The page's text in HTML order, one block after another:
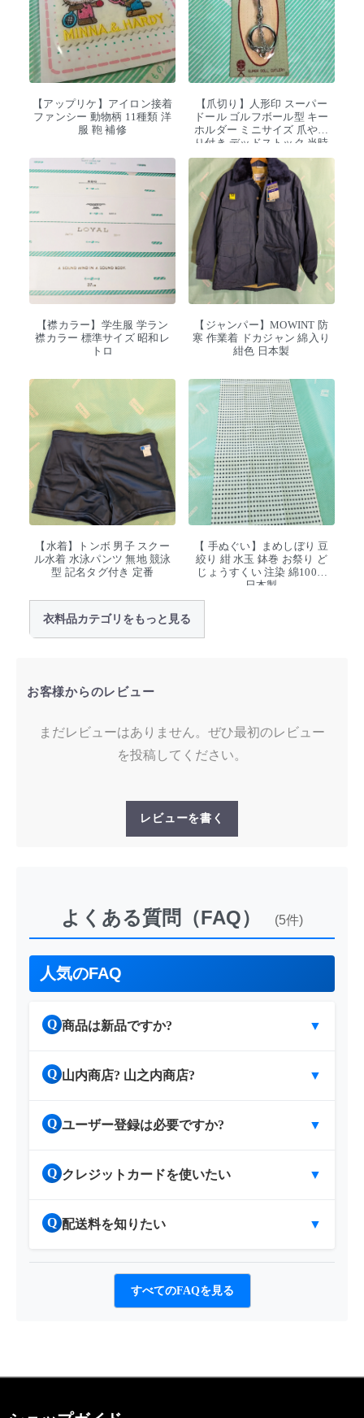
【アップリケ】アイロン接着
ファンシー 動物柄 11種類 洋
服 鞄 補修
【爪切り】人形印 スーパー
ドール ゴルフボール型 キー
ホルダー ミニサイズ 爪やす
り付き デッドストック 当時
物
【襟カラー】学生服 学ラン
襟カラー 標準サイズ 昭和レ
トロ
【ジャンパー】MOWINT 防
寒 作業着 ドカジャン 綿入り
紺色 日本製
【水着】トンボ 男子 スクー
ル水着 水泳パンツ 無地 競泳
型 記名タグ付き 定番
【 手ぬぐい】まめしぼり 豆
絞り 紺 水玉 鉢巻 お祭り ど
じょうすくい 注染 綿100%
日本製
衣料品カテゴリをもっと見る
お客様からのレビュー
まだレビューはありません。ぜひ最初のレビュー
を投稿してください。
レビューを書く
よくある質問（FAQ） (5件)
人気のFAQ
Q 商品は新品ですか? ▼
Q 山内商店? 山之内商店? ▼
Q ユーザー登録は必要ですか? ▼
Q クレジットカードを使いたい ▼
Q 配送料を知りたい ▼
すべてのFAQを見る